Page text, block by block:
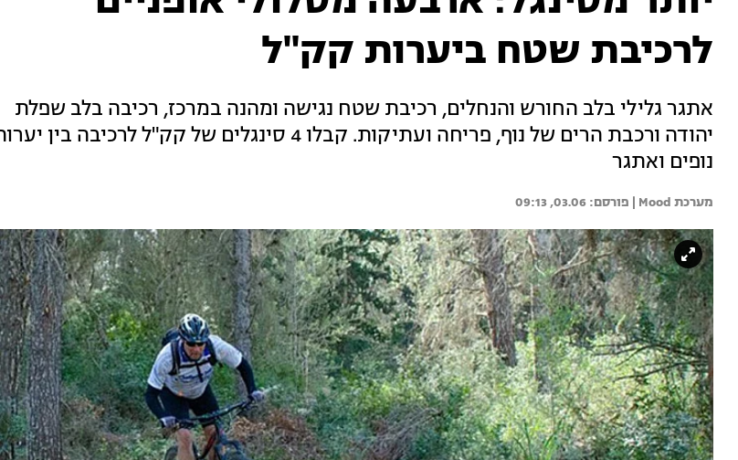
לרכיבת שטח ביערות קק"ל
אתגר גלילי בלב החורש והנחלים, רכיבת שטח נגישה ומהנה במרכז, רכיבה בלב שפלת
יהודה ורכבת הרים של נוף, פריחה ועתיקות. קבלו 4 סינגלים של קק"ל לרכיבה בין
נופים ואתגר
מערכת Mood | 03.06, 09:13